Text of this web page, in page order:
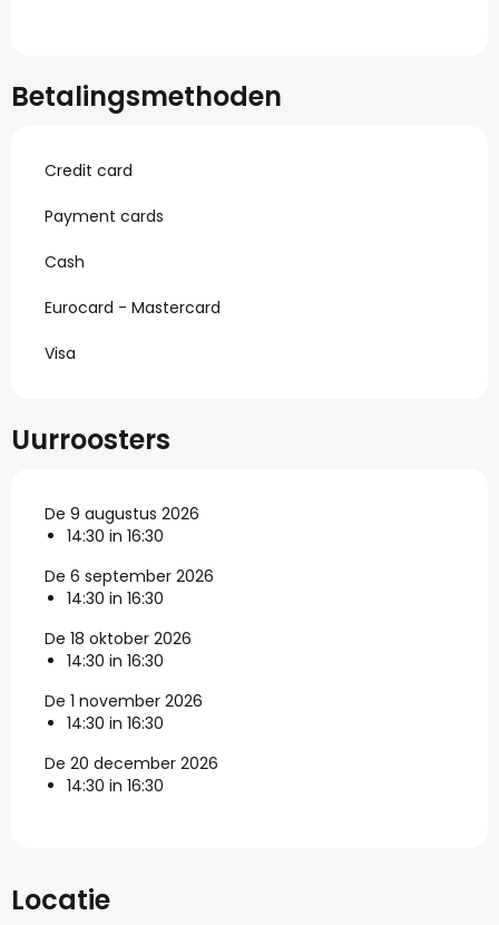
Betalingsmethoden
Credit card
Payment cards
Cash
Eurocard - Mastercard
Visa
Uurroosters
De 9 augustus 2026
14:30 in 16:30
De 6 september 2026
14:30 in 16:30
De 18 oktober 2026
14:30 in 16:30
De 1 november 2026
14:30 in 16:30
De 20 december 2026
14:30 in 16:30
Locatie